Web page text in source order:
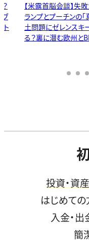
ト
【米露首脳会談】失
ランプとプーチンの
土問題にゼレンスキ
る？裏に潜む欧州と
投資・資
はじめて
入金・
簡